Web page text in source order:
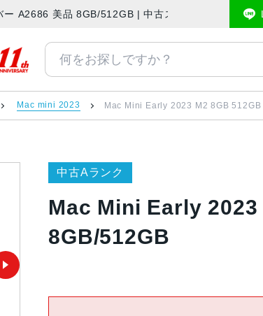
A2686 美品 8GB/512GB | 中古スマホ販売のアメモ
Mac mini 2023 Mac Mini Early 2023 M2 8GB
中古Aランク
Mac Mini Early 2023
8GB/512GB